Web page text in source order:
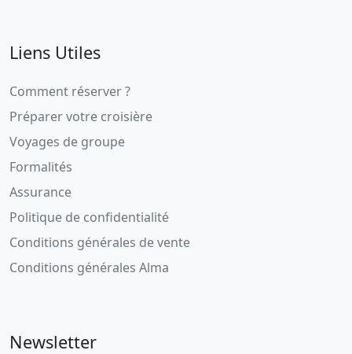
Liens Utiles
Comment réserver ?
Préparer votre croisière
Voyages de groupe
Formalités
Assurance
Politique de confidentialité
Conditions générales de vente
Conditions générales Alma
Newsletter